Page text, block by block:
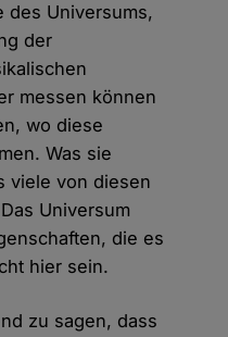
des Universums,
der
messen können
wo diese
Was sie
viele von diesen
Universum
die es
hier sein.
zu sagen, dass